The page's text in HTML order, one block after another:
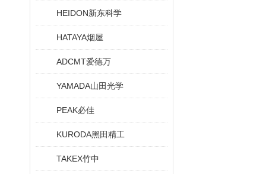
HEIDON新东科学
HATAYA烟屋
ADCMT爱德万
YAMADA山田光学
PEAK必佳
KURODA黑田精工
TAKEX竹中